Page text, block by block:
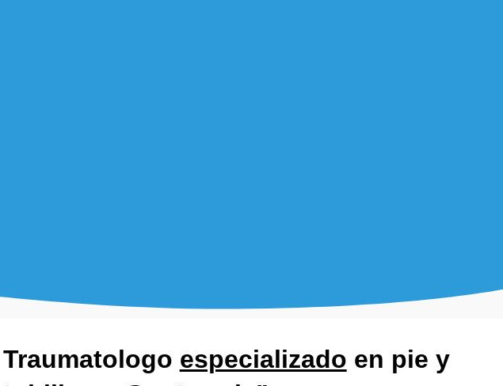
Traumatologo especializado en pie y